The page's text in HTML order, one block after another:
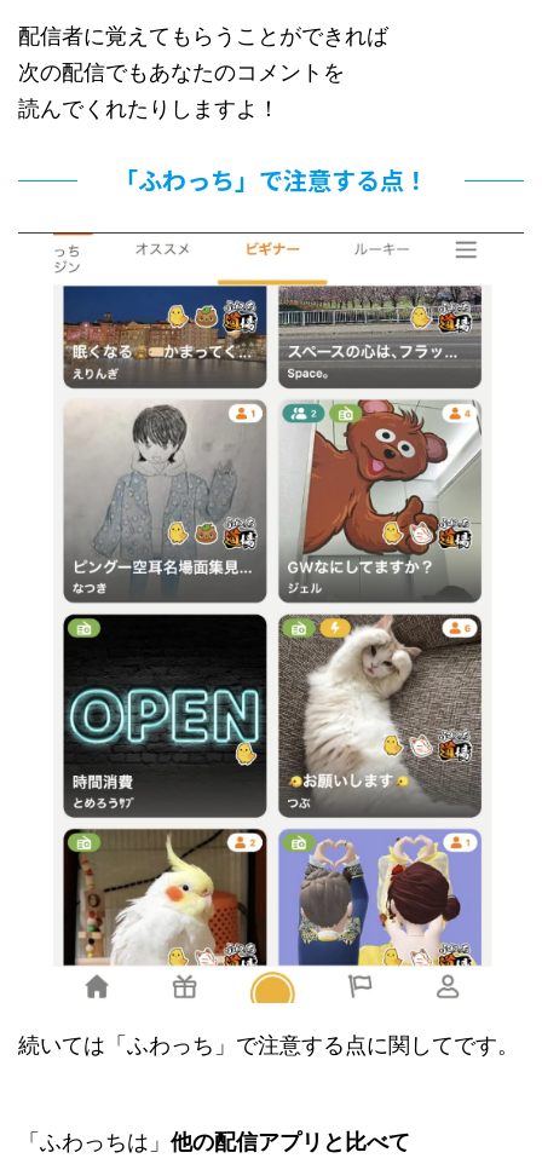
配信者に覚えてもらうことができれば
次の配信でもあなたのコメントを
読んでくれたりしますよ！
「ふわっち」で注意する点！
続いては「ふわっち」で注意する点に関してです。
「ふわっちは」 他の配信アプリと比べて